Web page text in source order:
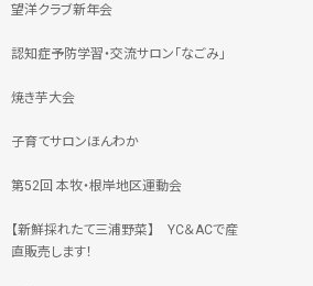
望洋クラブ新年会
認知症予防学習・交流サロン「なごみ」
焼き芋大会
子育てサロンほんわか
第52回 本牧・根岸地区運動会
【新鮮採れたて三浦野菜】 YC＆ACで産
直販売します！